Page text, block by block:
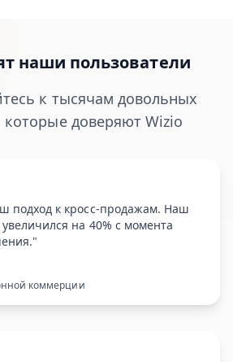
наши пользователи
к тысячам довольных
которые доверяют Wizio
подход к кросс-продажам. Наш
на 40% с момента
коммерции